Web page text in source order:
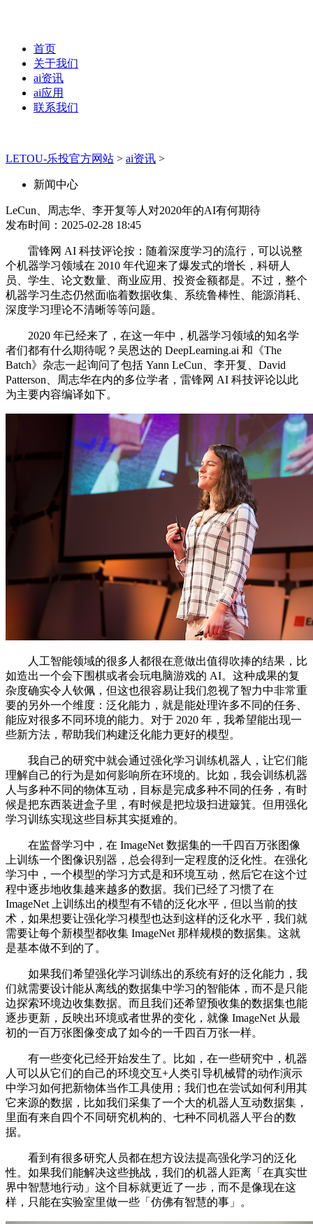
首页
关于我们
ai资讯
ai应用
联系我们
LETOU-乐投官方网站 > ai资讯 >
新闻中心
LeCun、周志华、李开复等人对2020年的AI有何期待
发布时间：2025-02-28 18:45
雷锋网 AI 科技评论按：随着深度学习的流行，可以说整
个机器学习领域在 2010 年代迎来了爆发式的增长，科研人
员、学生、论文数量、商业应用、投资金额都是。不过，整个
机器学习生态仍然面临着数据收集、系统鲁棒性、能源消耗、
深度学习理论不清晰等等问题。
2020 年已经来了，在这一年中，机器学习领域的知名学
者们都有什么期待呢？吴恩达的 DeepLearning.ai 和《The
Batch》杂志一起询问了包括 Yann LeCun、李开复、David
Patterson、周志华在内的多位学者，雷锋网 AI 科技评论以此
为主要内容编译如下。
人工智能领域的很多人都很在意做出值得吹捧的结果，比
如造出一个会下围棋或者会玩电脑游戏的 AI。这种成果的复
杂度确实令人钦佩，但这也很容易让我们忽视了智力中非常重
要的另外一个维度：泛化能力，就是能处理许多不同的任务、
能应对很多不同环境的能力。对于 2020 年，我希望能出现一
些新方法，帮助我们构建泛化能力更好的模型。
我自己的研究中就会通过强化学习训练机器人，让它们能
理解自己的行为是如何影响所在环境的。比如，我会训练机器
人与多种不同的物体互动，目标是完成多种不同的任务，有时
候是把东西装进盒子里，有时候是把垃圾扫进簸箕。但用强化
学习训练实现这些目标其实挺难的。
在监督学习中，在 ImageNet 数据集的一千四百万张图像
上训练一个图像识别器，总会得到一定程度的泛化性。在强化
学习中，一个模型的学习方式是和环境互动，然后它在这个过
程中逐步地收集越来越多的数据。我们已经了习惯了在
ImageNet 上训练出的模型有不错的泛化水平，但以当前的技
术，如果想要让强化学习模型也达到这样的泛化水平，我们就
需要让每个新模型都收集 ImageNet 那样规模的数据集。这就
是基本做不到的了。
如果我们希望强化学习训练出的系统有好的泛化能力，我
们就需要设计能从离线的数据集中学习的智能体，而不是只能
边探索环境边收集数据。而且我们还希望预收集的数据集也能
逐步更新，反映出环境或者世界的变化，就像 ImageNet 从最
初的一百万张图像变成了如今的一千四百万张一样。
有一些变化已经开始发生了。比如，在一些研究中，机器
人可以从它们的自己的环境交互+人类引导机械臂的动作演示
中学习如何把新物体当作工具使用；我们也在尝试如何利用其
它来源的数据，比如我们采集了一个大的机器人互动数据集，
里面有来自四个不同研究机构的、七种不同机器人平台的数
据。
看到有很多研究人员都在想方设法提高强化学习的泛化
性。如果我们能解决这些挑战，我们的机器人距离「在真实世
界中智慧地行动」这个目标就更近了一步，而不是像现在这
样，只能在实验室里做一些「仿佛有智慧的事」。